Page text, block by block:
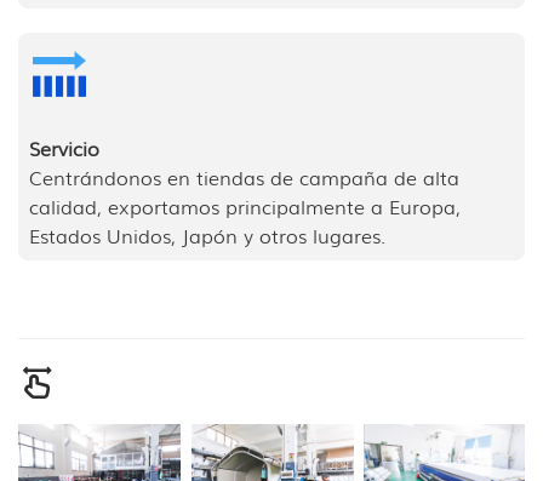
Servicio
Centrándonos en tiendas de campaña de alta
calidad, exportamos principalmente a Europa,
Estados Unidos, Japón y otros lugares.